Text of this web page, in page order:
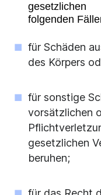
folgenden
für Schäden
des Körpers
für sonstige
vorsätzlichen
gesetzlichen
beruhen;